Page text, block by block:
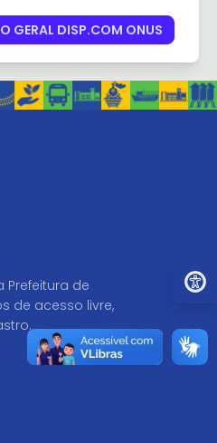
GERAL DISP.COM ONUS
Prefeitura de
de acesso livre,
Ir